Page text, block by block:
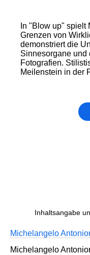
In "Blow up" spielt
Grenzen von
demonstriert die
Sinnesorgane und
Fotografien.
Meilenstein in der
Inhaltsangabe
Michelangelo
Michelangelo